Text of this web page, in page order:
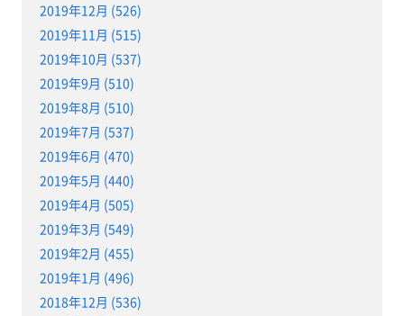
2019年12月 (526)
2019年11月 (515)
2019年10月 (537)
2019年9月 (510)
2019年8月 (510)
2019年7月 (537)
2019年6月 (470)
2019年5月 (440)
2019年4月 (505)
2019年3月 (549)
2019年2月 (455)
2019年1月 (496)
2018年12月 (536)